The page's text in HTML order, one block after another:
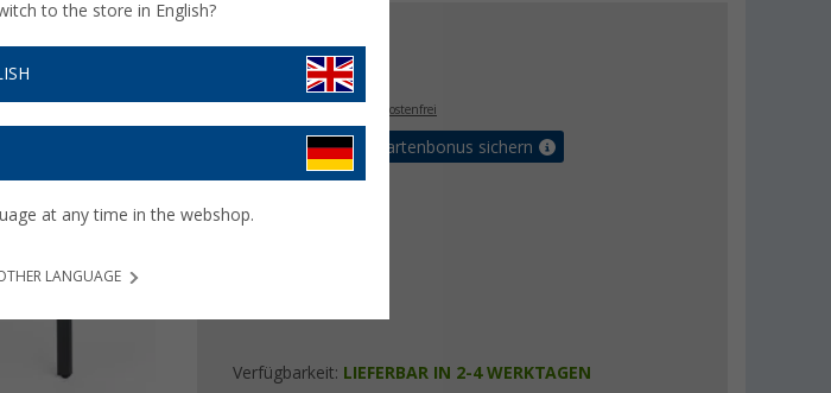
€
versandkostenfrei
Bis zu 5% Vorteilskartenbonus sichern
Verfügbarkeit: LIEFERBAR IN 2-4 WERKTAGEN
to the store in English?
at any time in the webshop.
LANGUAGE